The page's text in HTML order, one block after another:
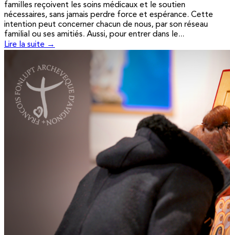
familles reçoivent les soins médicaux et le soutien
nécessaires, sans jamais perdre force et espérance. Cette
intention peut concerner chacun de nous, par son réseau
familial ou ses amitiés. Aussi, pour entrer dans le...
Lire la suite →